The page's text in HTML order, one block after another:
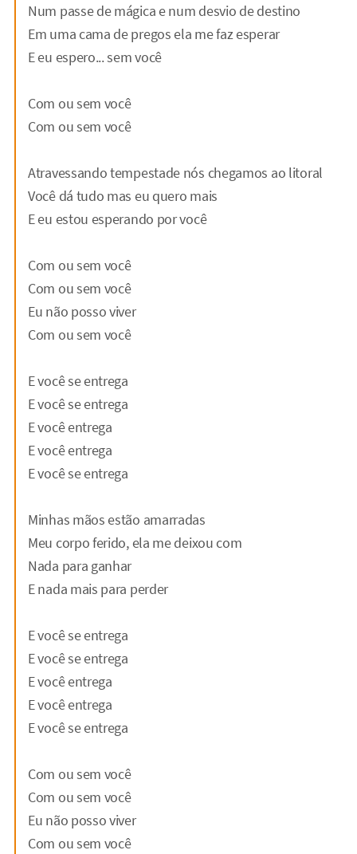
Num passe de mágica e num desvio de destino
Em uma cama de pregos ela me faz esperar
E eu espero... sem você
Com ou sem você
Com ou sem você
Atravessando tempestade nós chegamos ao litoral
Você dá tudo mas eu quero mais
E eu estou esperando por você
Com ou sem você
Com ou sem você
Eu não posso viver
Com ou sem você
E você se entrega
E você se entrega
E você entrega
E você entrega
E você se entrega
Minhas mãos estão amarradas
Meu corpo ferido, ela me deixou com
Nada para ganhar
E nada mais para perder
E você se entrega
E você se entrega
E você entrega
E você entrega
E você se entrega
Com ou sem você
Com ou sem você
Eu não posso viver
Com ou sem você